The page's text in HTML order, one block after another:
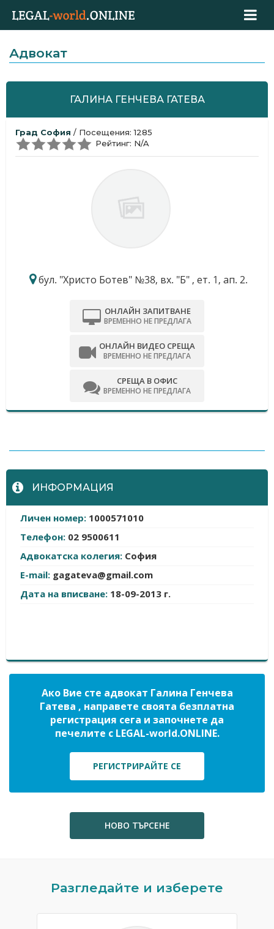
Адвокат
ГАЛИНА ГЕНЧЕВА ГАТЕВА
Град София / Посещения: 1285
Рейтинг: N/A
бул. "Христо Ботев" №38, вх. "Б" , ет. 1, ап. 2.
ОНЛАЙН ЗАПИТВАНЕ
ВРЕМЕННО НЕ ПРЕДЛАГА
ОНЛАЙН ВИДЕО СРЕЩА
ВРЕМЕННО НЕ ПРЕДЛАГА
СРЕЩА В ОФИС
ВРЕМЕННО НЕ ПРЕДЛАГА
ИНФОРМАЦИЯ
Личен номер: 1000571010
Телефон: 02 9500611
Адвокатска колегия: София
E-mail: gagateva@gmail.com
Дата на вписване: 18-09-2013 г.
Ако Вие сте адвокат Галина Генчева
Гатева , направете своята безплатна
регистрация сега и започнете да
печелите с LEGAL-world.ONLINE.
РЕГИСТРИРАЙТЕ СЕ
НОВО ТЪРСЕНЕ
Разгледайте и изберете